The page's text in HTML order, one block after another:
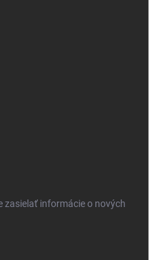
zasielať informácie o nových